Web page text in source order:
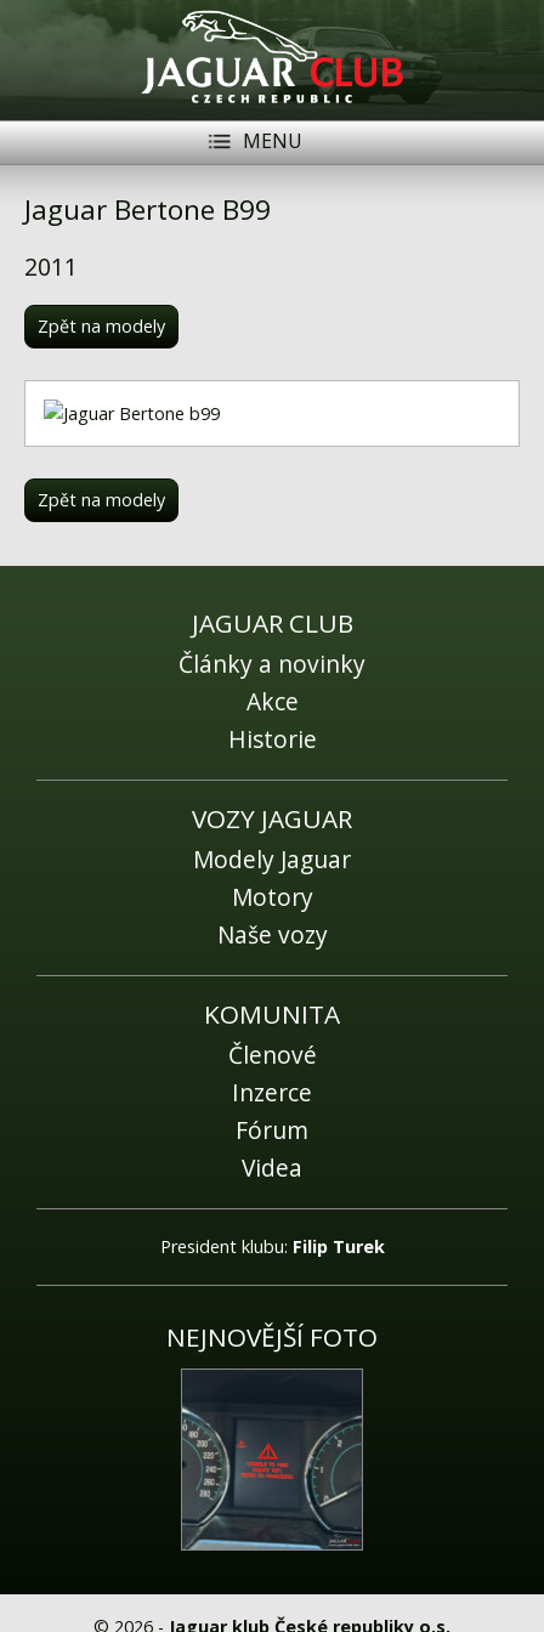
MENU
Členové
Naše vozy
Akce
Inzerce
Jaguar Bertone B99
2011
Zpět na modely
Zpět na modely
JAGUAR CLUB
Články a novinky
Akce
Historie
VOZY JAGUAR
Modely Jaguar
Motory
Naše vozy
KOMUNITA
Členové
Inzerce
Fórum
Videa
President klubu: Filip Turek
NEJNOVĚJŠÍ FOTO
© 2026 - Jaguar klub České republiky o.s.